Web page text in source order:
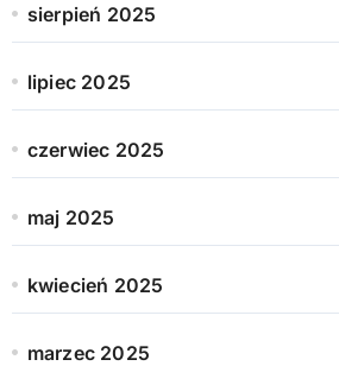
sierpień 2025
lipiec 2025
czerwiec 2025
maj 2025
kwiecień 2025
marzec 2025